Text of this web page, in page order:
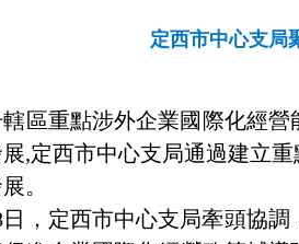
定西市中心支局
區重點涉外企業國際化經
,定西市中心支局通過建立
。
日
，定西市中心支局牽頭協